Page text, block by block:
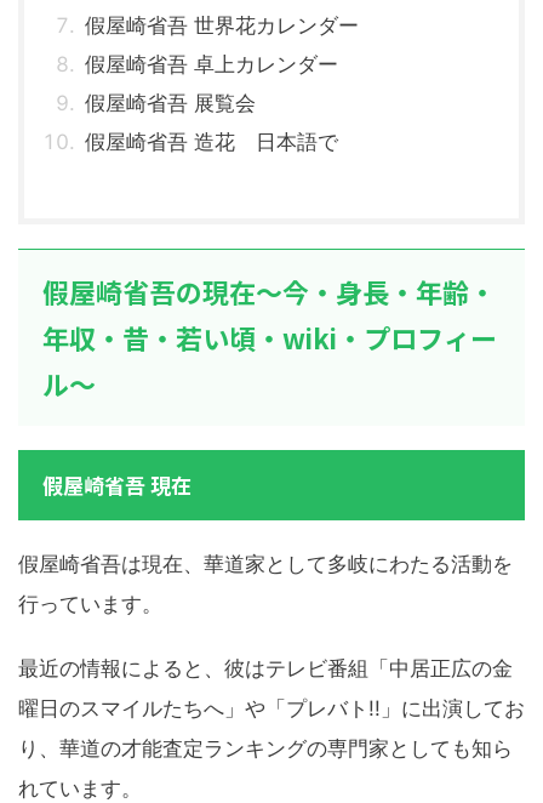
假屋崎省吾 世界花カレンダー
假屋崎省吾 卓上カレンダー
假屋崎省吾 展覧会
假屋崎省吾 造花 日本語で
假屋崎省吾の現在～今・身長・年齢・
年収・昔・若い頃・wiki・プロフィー
ル～
假屋崎省吾 現在
假屋崎省吾は現在、華道家として多岐にわたる活動を
行っています。
最近の情報によると、彼はテレビ番組「中居正広の金
曜日のスマイルたちへ」や「プレバト!!」に出演してお
り、華道の才能査定ランキングの専門家としても知ら
れています。